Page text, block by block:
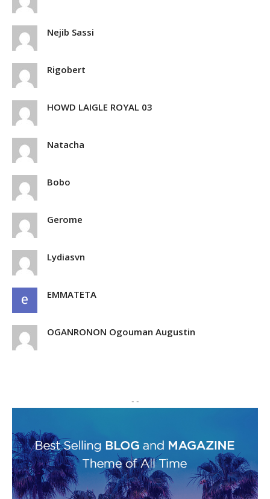
Nejib Sassi
Rigobert
HOWD LAIGLE ROYAL 03
Natacha
Bobo
Gerome
Lydiasvn
EMMATETA
OGANRONON Ogouman Augustin
- -